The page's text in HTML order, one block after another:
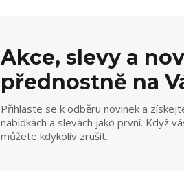
Akce, slevy a
přednostně na
Přihlaste se k odběru novinek a
nabídkách a slevách jako první. Když
můžete kdykoliv zrušit.